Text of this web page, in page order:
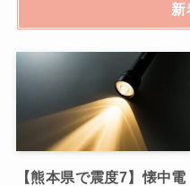
新
【熊本県で震度7】懐中電